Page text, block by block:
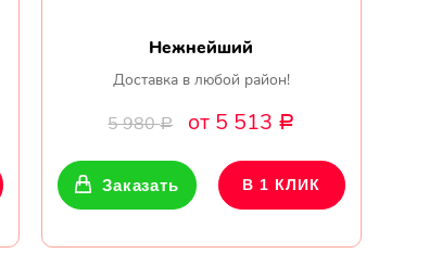
Нежнейший
Доставка в любой район!
5 980Р от 5 513 Р
Заказать В 1 КЛИК